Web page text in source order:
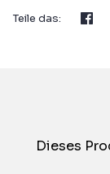
Teile das:
Dieses